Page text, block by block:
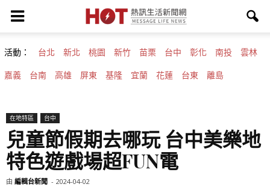
活動： 台北 新北 桃園 新竹 苗栗 台中 彰化 南投 雲林
嘉義 台南 高雄 屏東 基隆 宜蘭 花蓮 台東 離島
在地特區 台中
兒童節假期去哪玩 台中美樂地
特色遊戲場超FUN電
由 編輯台新聞 - 2024-04-02